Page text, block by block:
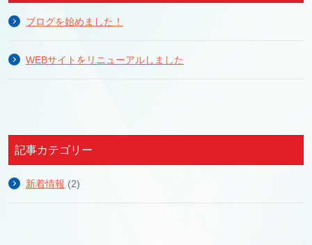
ブログを始めました！
WEBサイトをリニューアルしました
記事カテゴリー
新着情報 (2)